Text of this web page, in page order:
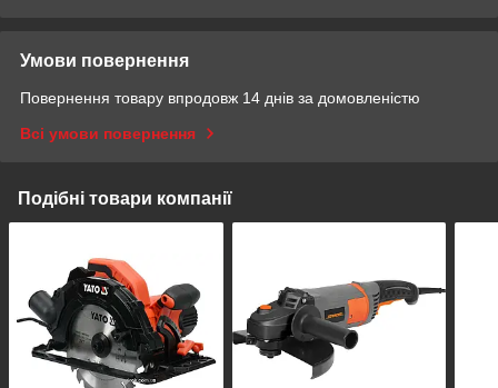
Умови повернення
Повернення товару впродовж 14 днів за домовленістю
Всі умови повернення
Подібні товари компанії